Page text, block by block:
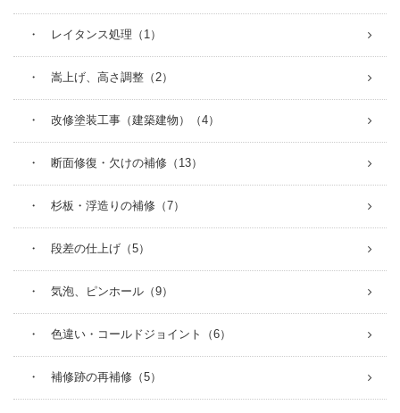
・ レイタンス処理（1）
・ 嵩上げ、高さ調整（2）
・ 改修塗装工事（建築建物）（4）
・ 断面修復・欠けの補修（13）
・ 杉板・浮造りの補修（7）
・ 段差の仕上げ（5）
・ 気泡、ピンホール（9）
・ 色違い・コールドジョイント（6）
・ 補修跡の再補修（5）